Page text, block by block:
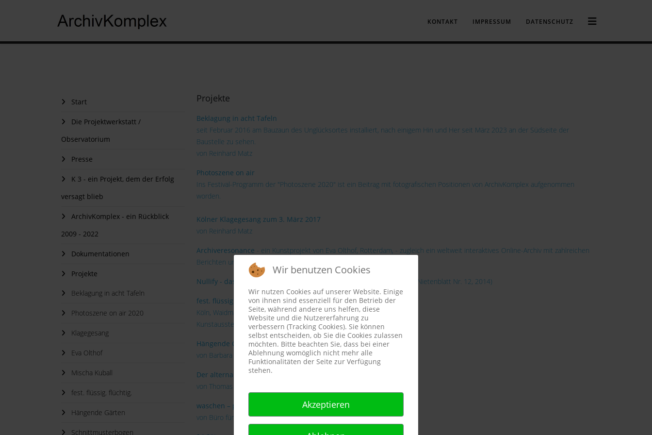
KONTAKT IMPRESSUM DATENSCHUTZ
Start
Die Projektwerkstatt /
Observatorium
Presse
K 3 - ein Projekt, dem der Erfolg
versagt blieb
ArchivKomplex - ein Rückblick
2009 - 2022
Dokumentationen
Projekte
Beklagung in acht Tafeln
Photoszene on air 2020
Klagegesang
Eva Olthof
Mischa Kuball
fest. flüssig. flüchtig.
Hängende Gärten
Schnittmusterbogen
Projekte
Beklagung in acht Tafeln
seit Februar 2016 am Bauzaun des Unglücksortes installiert, nach einigem Hin und Her seit März 2023 an der Südseite der
Baustelle zu sehen.
von Reinhard Matz
Photoszene on air
Ins Festival-Programm der "Photoszene 2020" ist ein Beitrag mit fotografischen Positionen von ArchivKomplex aufgenommen
worden.
Kölner Klagegesang zum 3. März 2017
von Reinhard Matz
Archiveresonance - ein Kunstprojekt von Eva Olthof, Rotterdam, - zugleich ein weltweit interaktives Online-Archiv mit zahlreichen
Berichten und Stellungnahmen.
Nullify - das dreckige Dutzend. Ein Kunstwerk von Mischa Kuball (Kjub-Nietenblatt Nr. 12, 2014)
fest. flüssig. flüchtig. — Ein Ort im Prozess 15.-20. Juli 2014
Köln, Waidmarkt 3 mit Baustellenblick –
Kunstausstellung, Gespräche und Führungen
Hängende Gärten
von Barbara Thiess
Der alternaive Schnittmusterbogen
von Thomas Luczak
waschen – polieren – erinnern?
von Büro für Erlebnisdesign
Wir benutzen Cookies
Wir nutzen Cookies auf unserer Website. Einige
von ihnen sind essenziell für den Betrieb der
Seite, während andere uns helfen, diese
Website und die Nutzererfahrung zu
verbessern (Tracking Cookies). Sie können
selbst entscheiden, ob Sie die Cookies zulassen
möchten. Bitte beachten Sie, dass bei einer
Ablehnung womöglich nicht mehr alle
Funktionalitäten der Seite zur Verfügung
stehen.
Akzeptieren